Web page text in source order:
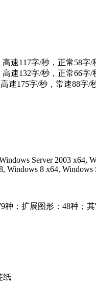
速117字/秒，正常58字/
速132字/秒，正常66字/
速175字/秒，常速88字/
Server 2003 x64,
Windows 8 x64,
；扩展图形：48种；
纸